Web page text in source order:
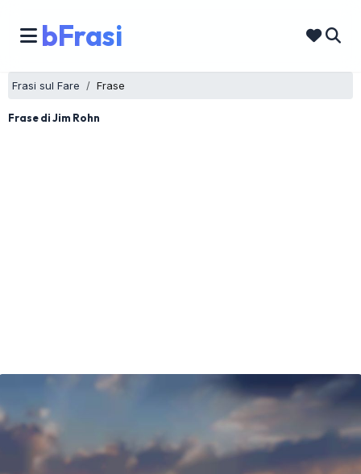
bFrasi
Frasi sul Fare Frase
Frase di Jim Rohn